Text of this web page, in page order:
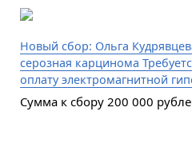
Новый сбор: Ольга
серозная карцинома
оплату электромагнитной
Сумма к сбору 200 000